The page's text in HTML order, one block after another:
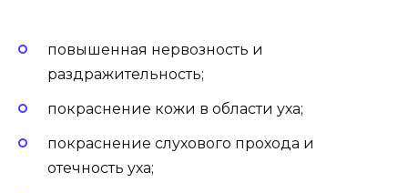
повышенная нервозность и
раздражительность;
покраснение кожи в области уха;
покраснение слухового прохода и
отечность уха;